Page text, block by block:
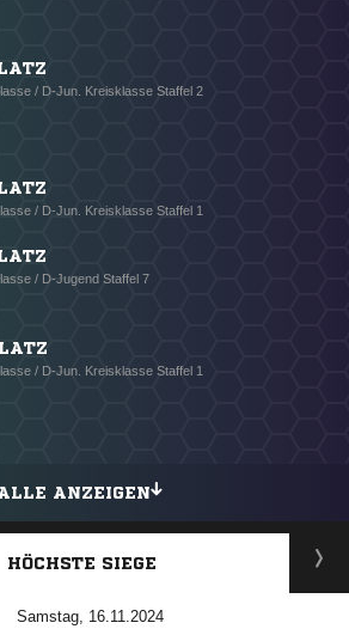
/ D-Jun. Kreisklasse Staffel 2
/ D-Jun. Kreisklasse Staffel 1
/ D-Jugend Staffel 7
/ D-Jun. Kreisklasse Staffel 1
ANZEIGEN
HÖCHSTE SIEGE
Samstag, 16.11.2024